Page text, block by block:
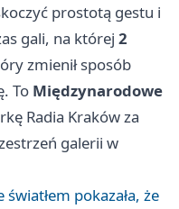
prostotą gestu i
gali, na której 2
zmienił sposób
To Międzynarodowe
Radia Kraków za
galerii w
pokazała, że